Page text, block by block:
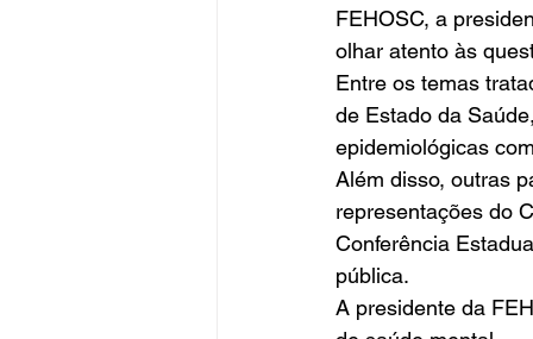
FEHOSC, a
olhar atento às
Entre os temas
de Estado da
epidemiológicas
Além disso, outras
representações do
Conferência
pública.
A presidente da